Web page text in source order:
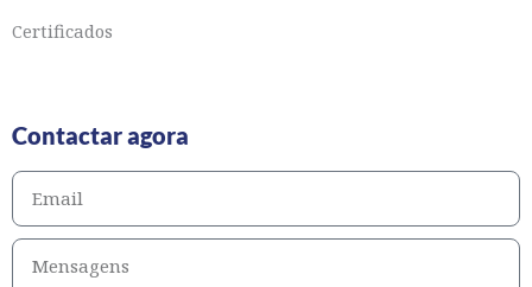
Certificados
Contactar agora